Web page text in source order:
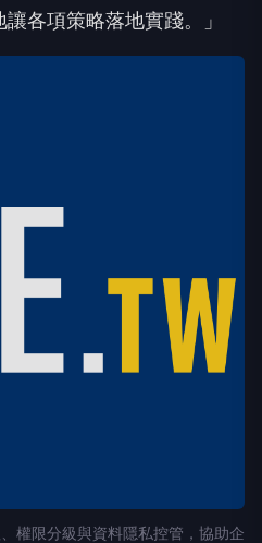
各項策略落地實踐。」
權限分級與資料隱私控管，協助企